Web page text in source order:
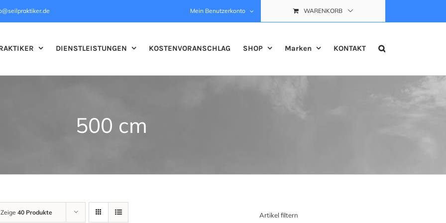
Mein Benutzerkonto WARENKORB
DIENSTLEISTUNGEN KOSTENVORANSCHLAG SHOP Marken KONTAKT
500 cm
Zeige 40 Produkte Artikel filtern